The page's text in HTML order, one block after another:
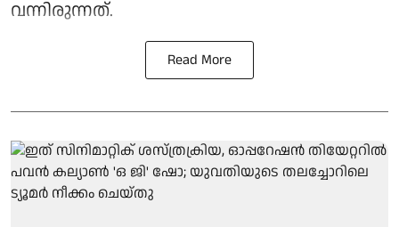
വന്നിരുന്നത്.
Read More